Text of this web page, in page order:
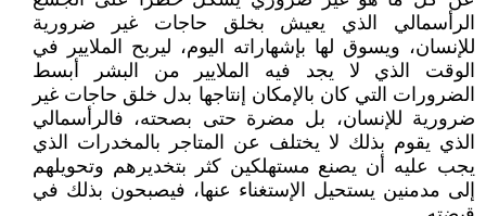
الرأسمالي الذي يعيش بخلق حاجات غير ضرورية
للإنسان، ويسوق لها بإشهاراته اليوم، ليربح الملايير في
الوقت الذي لا يجد فيه الملايير من البشر أبسط
الضرورات التي كان بالإمكان إنتاجها بدل خلق حاجات غير
ضرورية للإنسان، بل مضرة حتى بصحته، فالرأسمالي
الذي يقوم بذلك لا يختلف عن المتاجر بالمخدرات الذي
يجب عليه أن يصنع مستهلكين كثر بتخديرهم وتحويلهم
إلى مدمنين يستحيل الإستغناء عنها، فيصبحون بذلك في